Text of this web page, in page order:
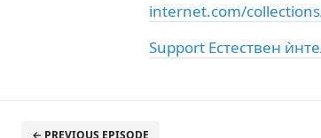
internet.com/
Support Естествен
← PREVIOUS EPISODE